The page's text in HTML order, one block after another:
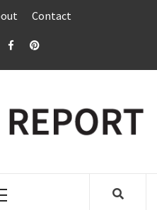
Contact
FacebookPinterest